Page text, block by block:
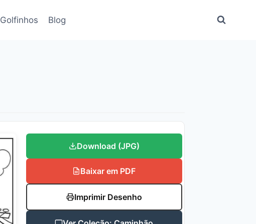
Golfinhos Blog
Download (JPG)
Baixar em PDF
Imprimir Desenho